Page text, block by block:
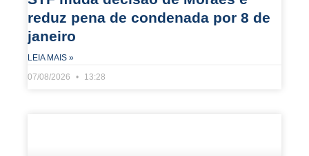
reduz pena de condenada por 8 de
janeiro
LEIA MAIS »
07/08/2026
13:28